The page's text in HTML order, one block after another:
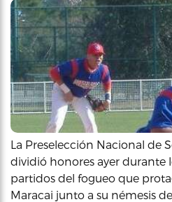
La Preselección Nacional de
dividió honores ayer durante
partidos del fogueo que
Maracai junto a su némesis